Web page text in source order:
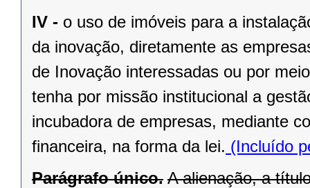
IV - o uso de imóveis para a
da inovação, diretamente as
de Inovação interessadas ou por
tenha por missão institucional a
incubadora de empresas, mediante
financeira, na forma da lei. (Incluído
Parágrafo único. A alienação, a